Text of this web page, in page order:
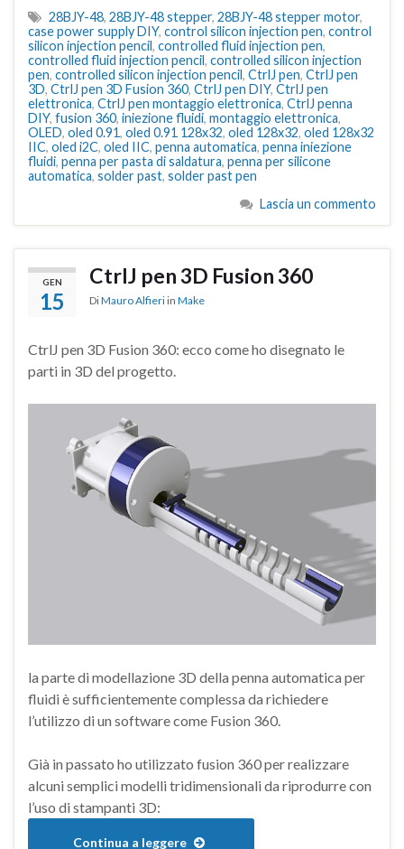
28BJY-48, 28BJY-48 stepper, 28BJY-48 stepper motor,
case power supply DIY, control silicon injection pen, control
silicon injection pencil, controlled fluid injection pen,
controlled fluid injection pencil, controlled silicon injection
pen, controlled silicon injection pencil, CtrlJ pen, CtrlJ pen
3D, CtrlJ pen 3D Fusion 360, CtrlJ pen DIY, CtrlJ pen
elettronica, CtrlJ pen montaggio elettronica, CtrlJ penna
DIY, fusion 360, iniezione fluidi, montaggio elettronica,
OLED, oled 0.91, oled 0.91 128x32, oled 128x32, oled 128x32
IIC, oled i2C, oled IIC, penna automatica, penna iniezione
fluidi, penna per pasta di saldatura, penna per silicone
automatica, solder past, solder past pen
Lascia un commento
GEN
15
CtrlJ pen 3D Fusion 360
DiMauro Alfieri in Make
CtrlJ pen 3D Fusion 360: ecco come ho disegnato le
parti in 3D del progetto.
la parte di modellazione 3D della penna automatica per
fluidi è sufficientemente complessa da richiedere
l’utilizzo di un software come Fusion 360.
Già in passato ho utilizzato fusion 360 per realizzare
alcuni semplici modelli tridimensionali da riprodurre con
l’uso di stampanti 3D:
Continua a leggere